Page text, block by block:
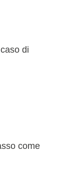
di
come